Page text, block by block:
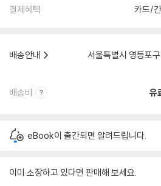
결제혜택 카드/
배송안내
서울특별시 영등포
배송비 유
eBook이 출간되면 알려드립니다.
이미 소장하고 있다면 판매해 보세요.